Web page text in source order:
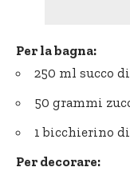
Per la bagna:
250 ml succo
50 grammi
1 bicchierino
Per decorare: